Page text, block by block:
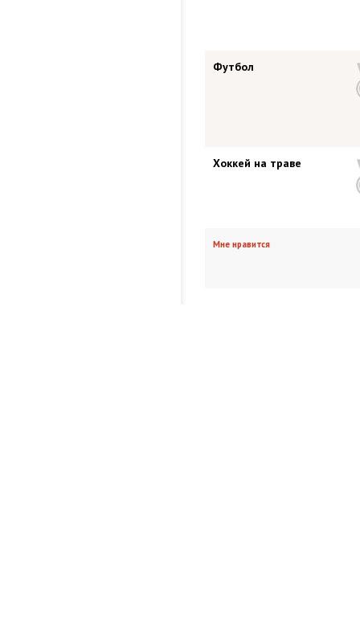
Футбол
Хоккей на траве
Мне нравится